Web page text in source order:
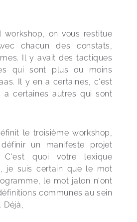
workshop, on vous restitue
chacun des constats,
Il y avait des tactiques
qui sont plus ou moins
Il y en a certaines, c'est
certaines autres qui sont
le troisième workshop,
un manifeste projet
C'est quoi votre lexique
je suis certain que le mot
le mot jalon n'ont
communes au sein
Déjà,